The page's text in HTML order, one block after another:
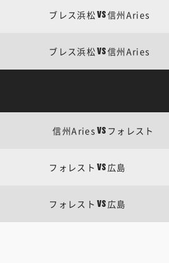
ブレス浜松VS信州Aries
ブレス浜松VS信州Aries
信州Aries VS フォレスト
フォレスト VS 広島
フォレスト VS 広島